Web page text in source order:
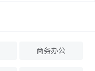
商务办公